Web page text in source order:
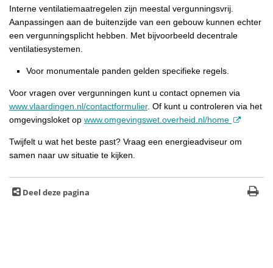
Interne ventilatiemaatregelen zijn meestal vergunningsvrij.
Aanpassingen aan de buitenzijde van een gebouw kunnen echter
een vergunningsplicht hebben. Met bijvoorbeeld decentrale
ventilatiesystemen.
Voor monumentale panden gelden specifieke regels.
Voor vragen over vergunningen kunt u contact opnemen via
www.vlaardingen.nl/contactformulier. Of kunt u controleren via het
omgevingsloket op www.omgevingswet.overheid.nl/home
Twijfelt u wat het beste past? Vraag een energieadviseur om
samen naar uw situatie te kijken.
Deel deze pagina